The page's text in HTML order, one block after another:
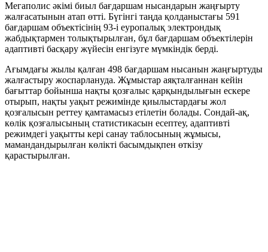
Мегаполис әкімі биыл бағдаршам нысандарын жаңғырту
жалғасатынын атап өтті. Бүгінгі таңда қолданыстағы 591
бағдаршам объектісінің 93-і еуропалық электрондық
жабдықтармен толықтырылған, бұл бағдаршам объектілерін
адаптивті басқару жүйесін енгізуге мүмкіндік берді.
Ағымдағы жылы қалған 498 бағдаршам нысанын жаңғыртуды
жалғастыру жоспарлануда. Жұмыстар аяқталғаннан кейін
бағыттар бойынша нақты қозғалыс қарқындылығын ескере
отырып, нақты уақыт режимінде қиылыстардағы жол
қозғалысын реттеу қамтамасыз етілетін болады. Сондай-ақ,
көлік қозғалысының статистикасын есептеу, адаптивті
режимдегі уақытты кері санау таблосының жұмысы,
мамандандырылған көлікті басымдықпен өткізу
қарастырылған.